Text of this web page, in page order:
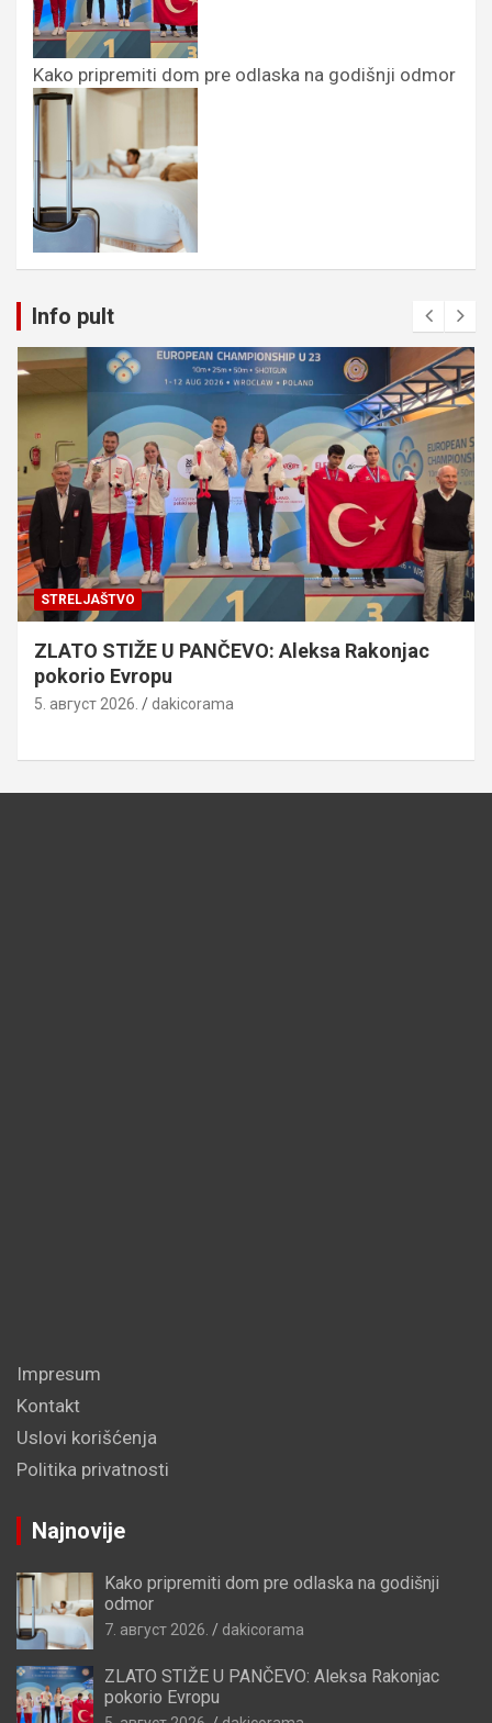
Kako pripremiti dom pre odlaska na godišnji odmor
Info pult
STRELJAŠTVO
ZLATO STIŽE U PANČEVO: Aleksa Rakonjac
pokorio Evropu
5. август 2026. dakicorama
Impresum
Kontakt
Uslovi korišćenja
Politika privatnosti
Najnovije
Kako pripremiti dom pre odlaska na godišnji
odmor
7. август 2026. dakicorama
ZLATO STIŽE U PANČEVO: Aleksa Rakonjac
pokorio Evropu